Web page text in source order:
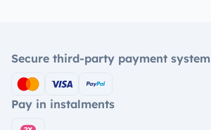
Secure third-party payment system
Pay in instalments